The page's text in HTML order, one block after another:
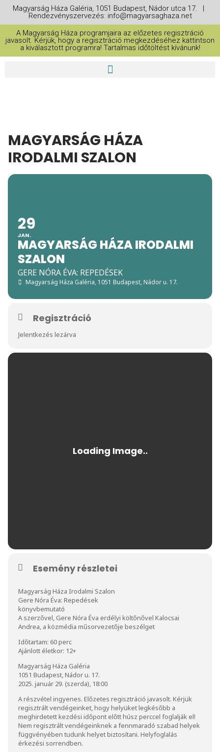
Magyarság Háza Galéria, 1051 Budapest, Nádor utca 17. |
Rendezvényszervezés: info@magyarsaghaza.net
A Magyarság Háza programjaira az előzetes regisztráció
javasolt. Kérjük, hogy a regisztráció megkezdéséhez kattintson
a kiválasztott programra! Tartalmas időtöltést kívánunk!
MAGYARSÁG HÁZA
IRODALMI SZALON
29
JAN.
MAGYARSÁG HÁZA IRODALMI
SZALON
GERE NÓRA ÉVA: REPEDÉSEK
Magyarság Háza Galéria, 1051 Budapest, Nádor u. 17.
Regisztráció
Jelentkezés lezárva
Esemény részletei
Magyarság Háza Irodalmi Szalon
Gere Nóra Éva: Repedések
könyvbemutató
A szerzővel, Gere Nóra Éva erdélyi költőnővel Kalocsai
Andrea, a közmédia műsorvezetője beszélget
Időtartam: 60 perc
Ajánlott életkor: 12+
Magyarság Háza Galéria
1051 Budapest, Nádor u. 17.
2025. január 29. (szerda), 18:00
A részvétel ingyenes. Előzetes regisztráció javasolt. Kérjük
regisztrált vendégeinket, hogy helyüket legkésőbb a
meghirdetett kezdési időpont előtt húsz perccel foglalják el!
Nem regisztrált vendégeinknek a fennmaradó szabad helyek
függvényében tudunk helyet biztosítani. Helyfoglalás
érkezési sorrendben.